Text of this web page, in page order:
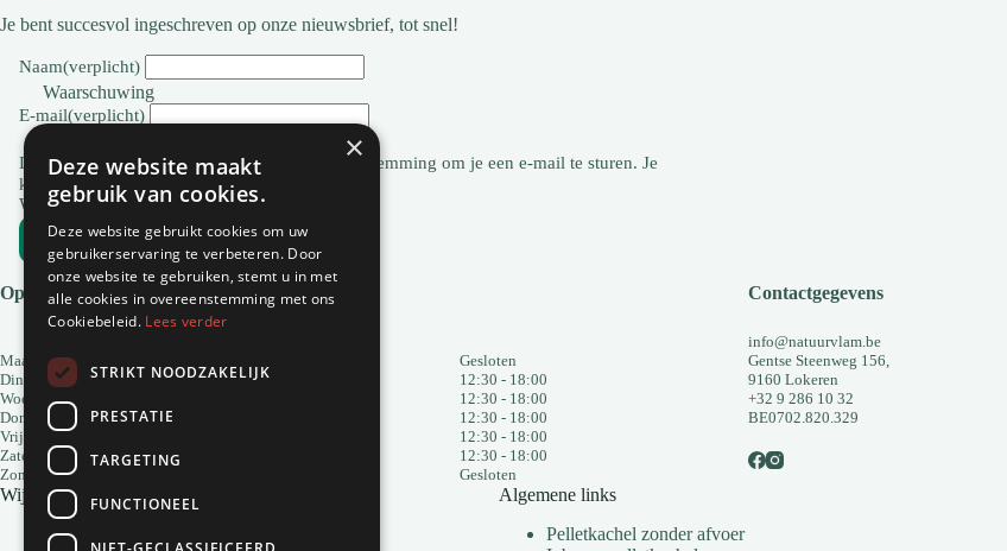
Je bent succesvol ingeschreven op onze nieuwsbrief, tot snel!
Naam(verplicht)
Waarschuwing
E-mail(verplicht)
Door je informatie in te dienen, geef je ons toestemming om je een e-mail te sturen. Je
kan JE op elk moment uitschrijven.
Waarschuwing.
Abonneren
Openingsuren
Maandag
Dinsdag
Woensdag
Donderdag
Vrijdag
Zaterdag
Zondag
10:00 - 12:00
Gesloten
12:30 - 18:00
12:30 - 18:00
12:30 - 18:00
12:30 - 18:00
12:30 - 18:00
Gesloten
Contactgegevens
info@natuurvlam.be
Gentse Steenweg 156,
9160 Lokeren
+32 9 286 10 32
BE0702.820.329
Wij installeren uw pelletkachel!
Algemene links
Pelletkachel zonder afvoer
×
Deze website maakt
gebruik van cookies.
Deze website gebruikt cookies om uw
gebruikerservaring te verbeteren. Door
onze website te gebruiken, stemt u in met
alle cookies in overeenstemming met ons
Cookiebeleid. Lees verder
STRIKT NOODZAKELIJK
PRESTATIE
TARGETING
FUNCTIONEEL